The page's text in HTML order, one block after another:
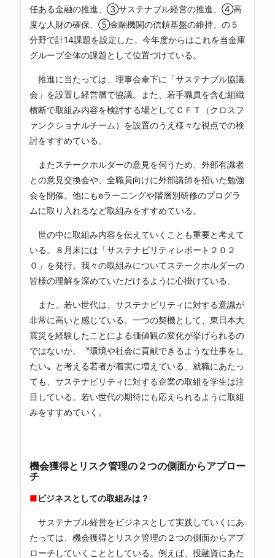
任ある金融の推進、③サステナブル経営の推進、④高
度な人財の確保、⑤金融機関の信頼基盤の維持、の５
分野で計14課題を設定した。今年度からはこれを当金庫
グループ全体の課題として位置づけている。
推進に当たっては、理事会傘下に「サステナブル協議
会」を設置し経営層で協議。また、若手職員を含む組織
横断で取組み内容を検討する場としてＣＦＴ（クロスフ
ァンクショナルチーム）を設置のうえ様々な視点での検
討をすすめている。
またステークホルダーの意見を伺うため、外部有識者
との意見交換会や、全職員向けに外部講師を招いた勉強
会を開催。他にもeラーニングや階層別研修のプログラ
ムに取り入れるなど取組みをすすめている。
世の中に取組み内容を伝えていくことも重要と考えて
いる。８月末には「サステナビリティレポート２０２
０」を発行。我々の取組みについてステークホルダーの
皆様の理解を深めていただけるように心掛けている。
また、若い世代は、サステナビリティに対する意識が
非常に高いと感じている。一つの契機として、東日本大
震災を経験したことによる価値観の変化が挙げられるの
ではないか。〝環境や社会に貢献できるような仕事をし
たい〟と考える若者が着実に増えている、就職にあたっ
ても、サステナビリティに対する企業の取組を学生は注
目している。若い世代の期待にも応えられるように取組
みをすすめていく。
機会獲得とリスク管理の２つの側面からアプロー
チ
■ビジネスとしての取組みは？
サステナブル経営をビジネスとして実践していくにあ
たっては、機会獲得とリスク管理の２つの側面からアプ
ローチしていくこととしている。例えば、投融資にあた